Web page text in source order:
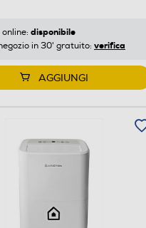
disponibile
in 30' gratuito: verifica
AGGIUNGI